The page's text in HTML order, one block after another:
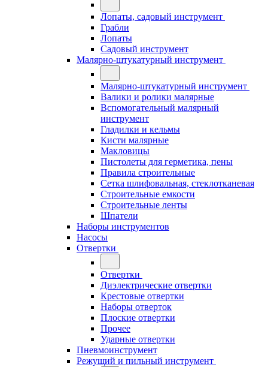
Лопаты, садовый инструмент
Грабли
Лопаты
Садовый инструмент
Малярно-штукатурный инструмент
Малярно-штукатурный инструмент
Валики и ролики малярные
Вспомогательный малярный
инструмент
Гладилки и кельмы
Кисти малярные
Макловицы
Пистолеты для герметика, пены
Правила строительные
Сетка шлифовальная, стеклотканевая
Строительные емкости
Строительные ленты
Шпатели
Наборы инструментов
Насосы
Отвертки
Отвертки
Диэлектрические отвертки
Крестовые отвертки
Наборы отверток
Плоские отвертки
Прочее
Ударные отвертки
Пневмоинструмент
Режущий и пильный инструмент